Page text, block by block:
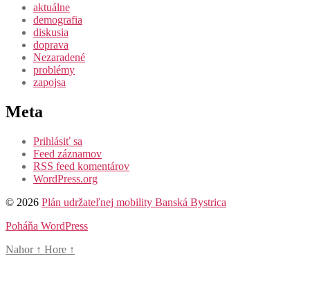
aktuálne
demografia
diskusia
doprava
Nezaradené
problémy
zapojsa
Meta
Prihlásiť sa
Feed záznamov
RSS feed komentárov
WordPress.org
© 2026 Plán udržateľnej mobility Banská Bystrica
Poháňa WordPress
Nahor ↑ Hore ↑